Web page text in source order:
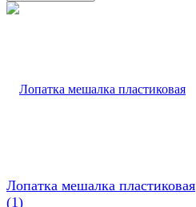
Лопатка мешалка пластиковая
(1)